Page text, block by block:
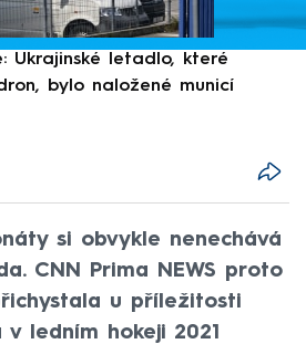
Ukrajinské letadlo, které
bylo naložené municí
si obvykle nenechává
CNN Prima NEWS proto
u příležitosti
ledním hokeji 2021